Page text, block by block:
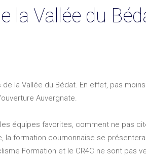
la Vallée du
la Vallée du Bédat. En effet, pas
Auvergnate.
équipes favorites, comment ne pas
la formation cournonnaise se présentera
Formation et le CR4C ne sont pas